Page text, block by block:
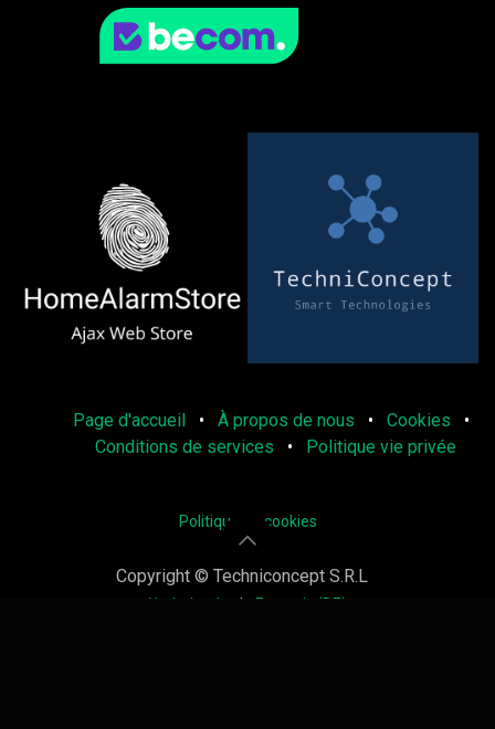
Page d'accueil • À propos de nous • Cookies
•
Conditions de services
• Politique vie privée
Politique de cookies
Copyright © Techniconcept S.R.L
Nederlands |
Français (BE)